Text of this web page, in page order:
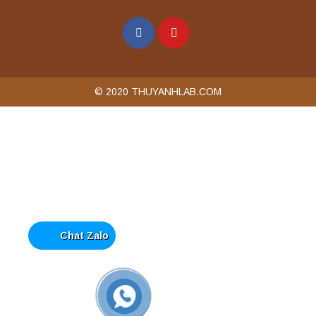
Máy chưng cất tự động YDL-06 Yonglekang
chính hãng – Thiết bị chưng cất mẫu nước
Liên hệ
Máy ly tâm tốc độ thấp để bàn YKL02A
Yonglekang – Máy ly tâm phòng thí nghiệm
Liên hệ
© 2020 THUYANHLAB.COM
Chat Zalo